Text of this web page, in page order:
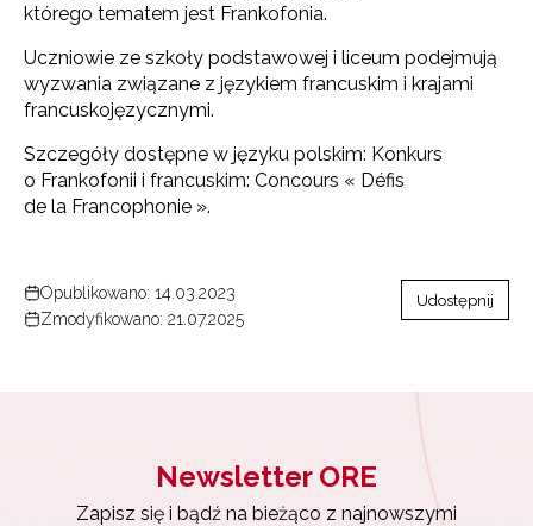
którego tematem jest Frankofonia.
Uczniowie ze szkoły podstawowej i liceum podejmują
wyzwania związane z językiem francuskim i krajami
francuskojęzycznymi.
Szczegóły dostępne w języku polskim: Konkurs
o Frankofonii i francuskim: Concours « Défis
de la Francophonie ».
Opublikowano: 14.03.2023
Zmodyfikowano: 21.07.2025
Udostępnij
Newsletter ORE
Zapisz się i bądź na bieżąco z najnowszymi